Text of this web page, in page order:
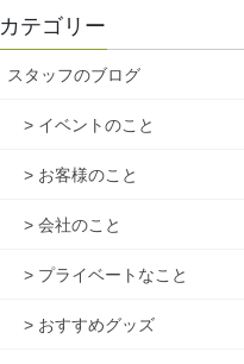
カテゴリー
スタッフのブログ
> イベントのこと
> お客様のこと
> 会社のこと
> プライベートなこと
> おすすめグッズ